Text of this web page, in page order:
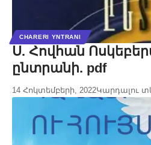
CHARERI YNTRANI
Ս. Հովհան
ընտրանի. pdf
14 Հոկտեմբերի, 2022Կարդալու